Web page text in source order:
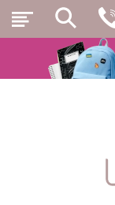
ШКІЛЬНІ